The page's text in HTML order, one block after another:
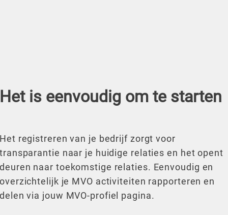
Het is eenvoudig om te starten
Het registreren van je bedrijf zorgt voor
transparantie naar je huidige relaties en het opent
deuren naar toekomstige relaties. Eenvoudig en
overzichtelijk je MVO activiteiten rapporteren en
delen via jouw MVO-profiel pagina.